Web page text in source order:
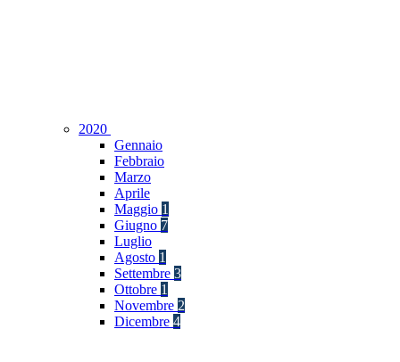
2020
Gennaio
Febbraio
Marzo
Aprile
Maggio 1
Giugno 7
Luglio
Agosto 1
Settembre 3
Ottobre 1
Novembre 2
Dicembre 4